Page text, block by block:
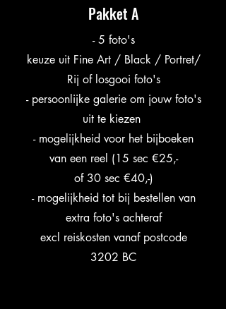
Pakket A
- 5 foto's
keuze uit Fine Art / Black / Portret/
Rij of losgooi foto's
- persoonlijke galerie om jouw foto's
uit te kiezen
- mogelijkheid voor het bijboeken
van een reel (15 sec €25,-
of 30 sec €40,-)
- mogelijkheid tot bij bestellen van
extra foto's achteraf
excl reiskosten vanaf postcode
3202 BC